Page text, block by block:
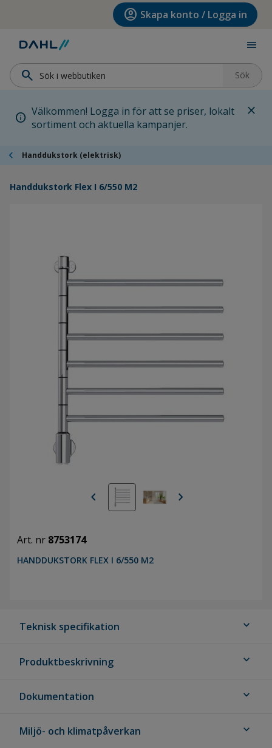
Hoppa till huvudinnehållet account_circle Skapa konto / Logga in
menu
search Sök
info Välkommen! Logga in för att se priser, lokalt
sortiment och aktuella kampanjer.
close
chevron_left Handdukstork (elektrisk)
Handdukstork Flex I 6/550 M2
chevron_left chevron_right
Art. nr 8753174
HANDDUKSTORK FLEX I 6/550 M2
Teknisk specifikation expand_more
Produktbeskrivning expand_more
Dokumentation expand_more
Miljö- och klimatpåverkan expand_more